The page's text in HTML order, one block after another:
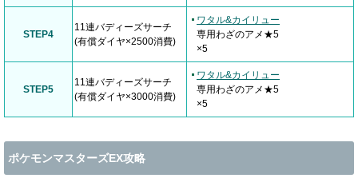
STEP4
11連バディーズサーチ
(有償ダイヤ×2500消費)
ワタル&カイリュー
専用わざのアメ★5
×5
STEP5
11連バディーズサーチ
(有償ダイヤ×3000消費)
ワタル&カイリュー
専用わざのアメ★5
×5
ポケモンマスターズEX攻略